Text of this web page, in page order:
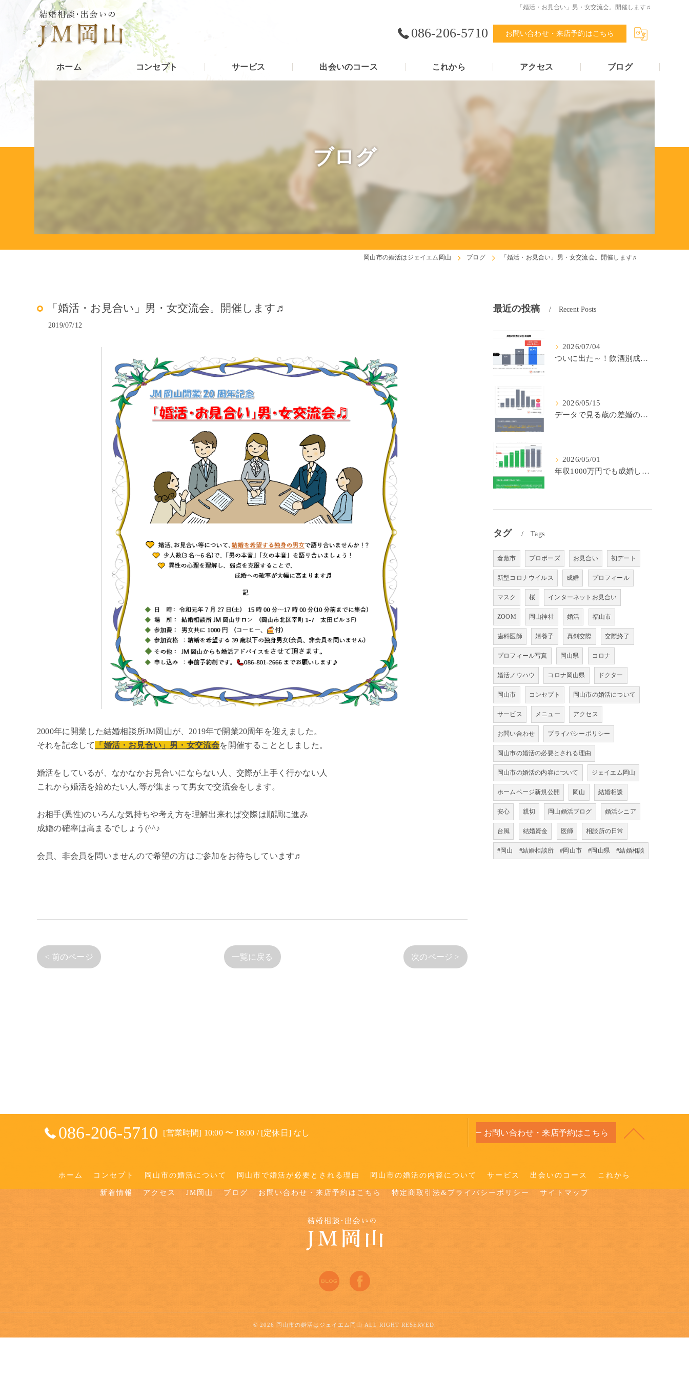
「婚活・お見合い」男・女交流会。開催します♬
086-206-5710 お問い合わせ・来店予約はこちら
ホーム コンセプト サービス 出会いのコース これから アクセス ブログ
ブログ
岡山市の婚活はジェイエム岡山 ブログ 「婚活・お見合い」男・女交流会。開催します♬
「婚活・お見合い」男・女交流会。開催します♬
2019/07/12
2000年に開業した結婚相談所JM岡山が、2019年で開業20周年を迎えました。
それを記念して
「婚活・お見合い」男・女交流会を開催することとしました。
婚活をしているが、なかなかお見合いにならない人、交際が上手く行かない人
これから婚活を始めたい人,等が集まって男女で交流会をします。
お相手(異性)のいろんな気持ちや考え方を理解出来れば交際は順調に進み
成婚の確率は高まるでしょう(^^♪
会員、非会員を問いませんので希望の方はご参加をお待ちしています♬
< 前のページ 一覧に戻る 次のページ >
最近の投稿 Recent Posts
2026/07/04
ついに出た～！飲酒別成婚率(IBJ)！
2026/05/15
データで見る歳の差婚の確率の低さ。
2026/05/01
年収1000万円でも成婚しやすいとは限らない? 「年収帯別の成婚率」のリアル
タグ Tags
倉敷市 プロポーズ お見合い 初デート
新型コロナウイルス 成婚 プロフィール
マスク 桜 インターネットお見合い
ZOOM 岡山神社 婚活 福山市
歯科医師 婿養子 真剣交際 交際終了
プロフィール写真 岡山県 コロナ
婚活ノウハウ コロナ岡山県 ドクター
岡山市 コンセプト 岡山市の婚活について
サービス メニュー アクセス
お問い合わせ プライバシーポリシー
岡山市の婚活の必要とされる理由
岡山市の婚活の内容について ジェイエム岡山
ホームページ新規公開 岡山 結婚相談
安心 親切 岡山婚活ブログ 婚活シニア
台風 結婚資金 医師 相談所の日常
#岡山 #結婚相談所 #岡山市 #岡山県 #結婚相談
086-206-5710 [営業時間] 10:00 〜 18:00 / [定休日] なし お問い合わせ・来店予約はこちら
ホーム コンセプト 岡山市の婚活について 岡山市で婚活が必要とされる理由 岡山市の婚活の内容について サービス 出会いのコース これから
新着情報 アクセス JM岡山 ブログ お問い合わせ・来店予約はこちら 特定商取引法&プライバシーポリシー サイトマップ
© 2026 岡山市の婚活はジェイエム岡山 ALL RIGHT RESERVED.